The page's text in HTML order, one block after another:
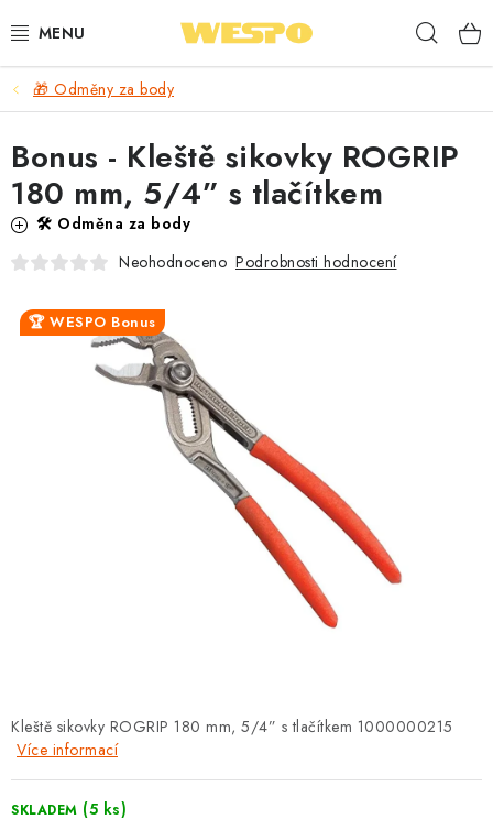
na
ARMATURY PRO TOPENÍ A VODU
TOPENÍ A OHŘEV VODY
TVAROVKY A TRUBKY
VODOINSTALACE
NÁŘADÍ
⭐ NEJLÉPE HODNOCENÉ
TOPENÁŘSKÁ AKADEMIE
OBCHODNÍ PODMÍNKY
🎁 Odměny za body
Kleště sikovky ROGRIP 180 mm, 5/4” s tlačítkem 1000000215
Více informací
SKLADEM (5 ks)
Bonus - Kleště sikovky ROGRIP
180 mm, 5/4” s tlačítkem
🛠️ Odměna za body
Neohodnoceno Podrobnosti hodnocení
🏆 WESPO Bonus